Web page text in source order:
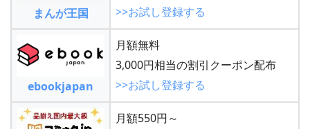
まんが王国
>>お試し登録する
ebookjapan
月額無料
3,000円相当の割引クーポン配布
>>お試し登録する
月額550円～